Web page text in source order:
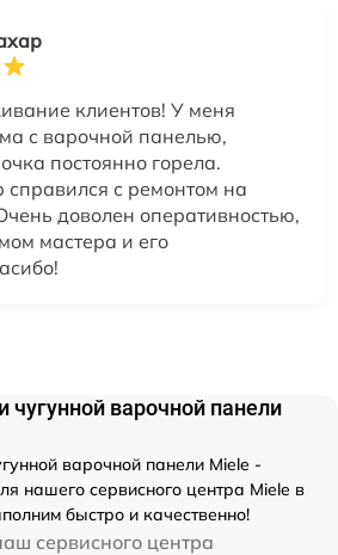
клиентов! У меня
с варочной панелью,
постоянно горела.
с ремонтом на
доволен оперативностью,
мастера и его
варочной панели
варочной панели Miele -
нашего сервисного центра Miele в
быстро и качественно!
сервисного центра